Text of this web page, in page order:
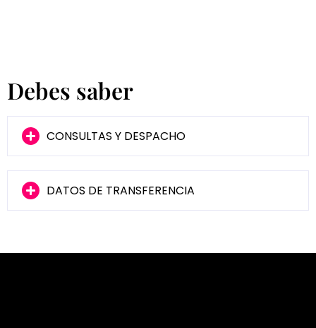
Debes saber
CONSULTAS Y DESPACHO
DATOS DE TRANSFERENCIA